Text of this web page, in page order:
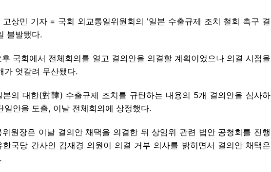
고상민 기자 = 국회 외교통일위원회의 '일본 수출규제 조치 철회 촉구 결
불발됐다.
국회에서 전체회의를 열고 결의안을 의결할 계획이었으나 의결 시점을
가 엇갈려 무산됐다.
본의 대한(對韓) 수출규제 조치를 규탄하는 내용의 5개 결의안을 심사하
일안을 도출, 이날 전체회의에 상정했다.
위원장은 이날 결의안 채택을 의결한 뒤 상임위 관련 법안 공청회를 진행
한국당 간사인 김재경 의원이 의결 거부 의사를 밝히면서 결의안 채택은